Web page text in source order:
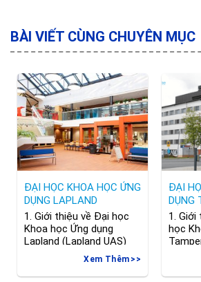
BÀI VIẾT CÙNG CHUYÊN MỤC
ĐẠI HỌC KHOA HỌC ỨNG
DỤNG LAPLAND
1. Giới thiệu về Đại học
Khoa học Ứng dụng
Lapland (Lapland UAS)
Lapland University of
Applied Sciences
(Lapland UAS) là trường
Xem Thêm
ĐẠI
DỤNG
1.
học
tại
trung
công